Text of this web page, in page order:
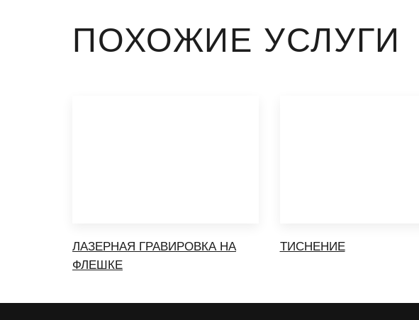
ПОХОЖИЕ УСЛУГИ
ЛАЗЕРНАЯ ГРАВИРОВКА НА
ФЛЕШКЕ
ТИСНЕНИЕ